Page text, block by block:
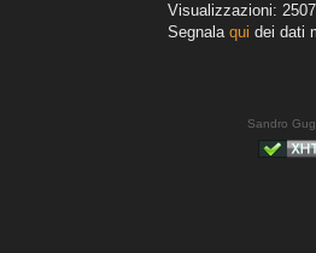
Visualizzazioni: 2507
Segnala qui dei dati
Sandro